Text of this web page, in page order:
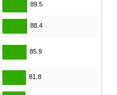
89.5
88.4
85.9
81.8